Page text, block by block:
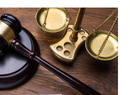
مطلب
جزئي
لمطلب
كلّي:
نظرة
شاملة
في